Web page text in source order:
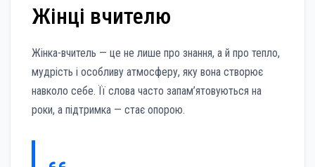
Жінці вчителю
Жінка-вчитель — це не лише про знання, а й про тепло,
мудрість і особливу атмосферу, яку вона створює
навколо себе. Її слова часто запам’ятовуються на
роки, а підтримка — стає опорою.